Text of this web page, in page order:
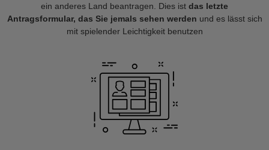
ein anderes Land beantragen. Dies ist das letzte
Antragsformular, das Sie jemals sehen werden und es lässt sich
mit spielender Leichtigkeit benutzen